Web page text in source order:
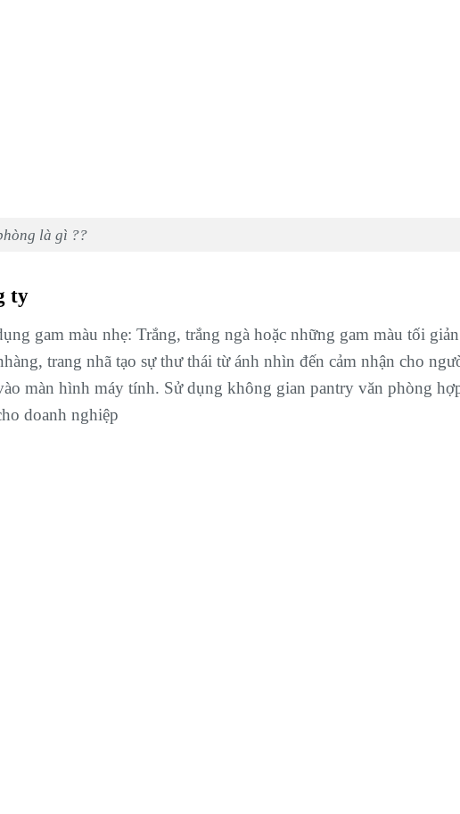
là gì ??
ty
gam màu nhẹ: Trắng, trắng ngà hoặc những gam màu tối giản
trang nhã tạo sự thư thái từ ánh nhìn đến cảm nhận cho
màn hình máy tính. Sử dụng không gian pantry văn phòng
doanh nghiệp